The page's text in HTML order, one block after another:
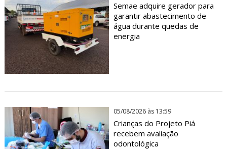
Semae adquire gerador para
garantir abastecimento de
água durante quedas de
energia
05/08/2026 às 13:59
Crianças do Projeto Piá
recebem avaliação
odontológica